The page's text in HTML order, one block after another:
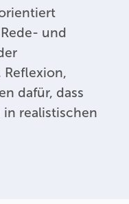
und
Reflexion,
dafür, dass
realistischen